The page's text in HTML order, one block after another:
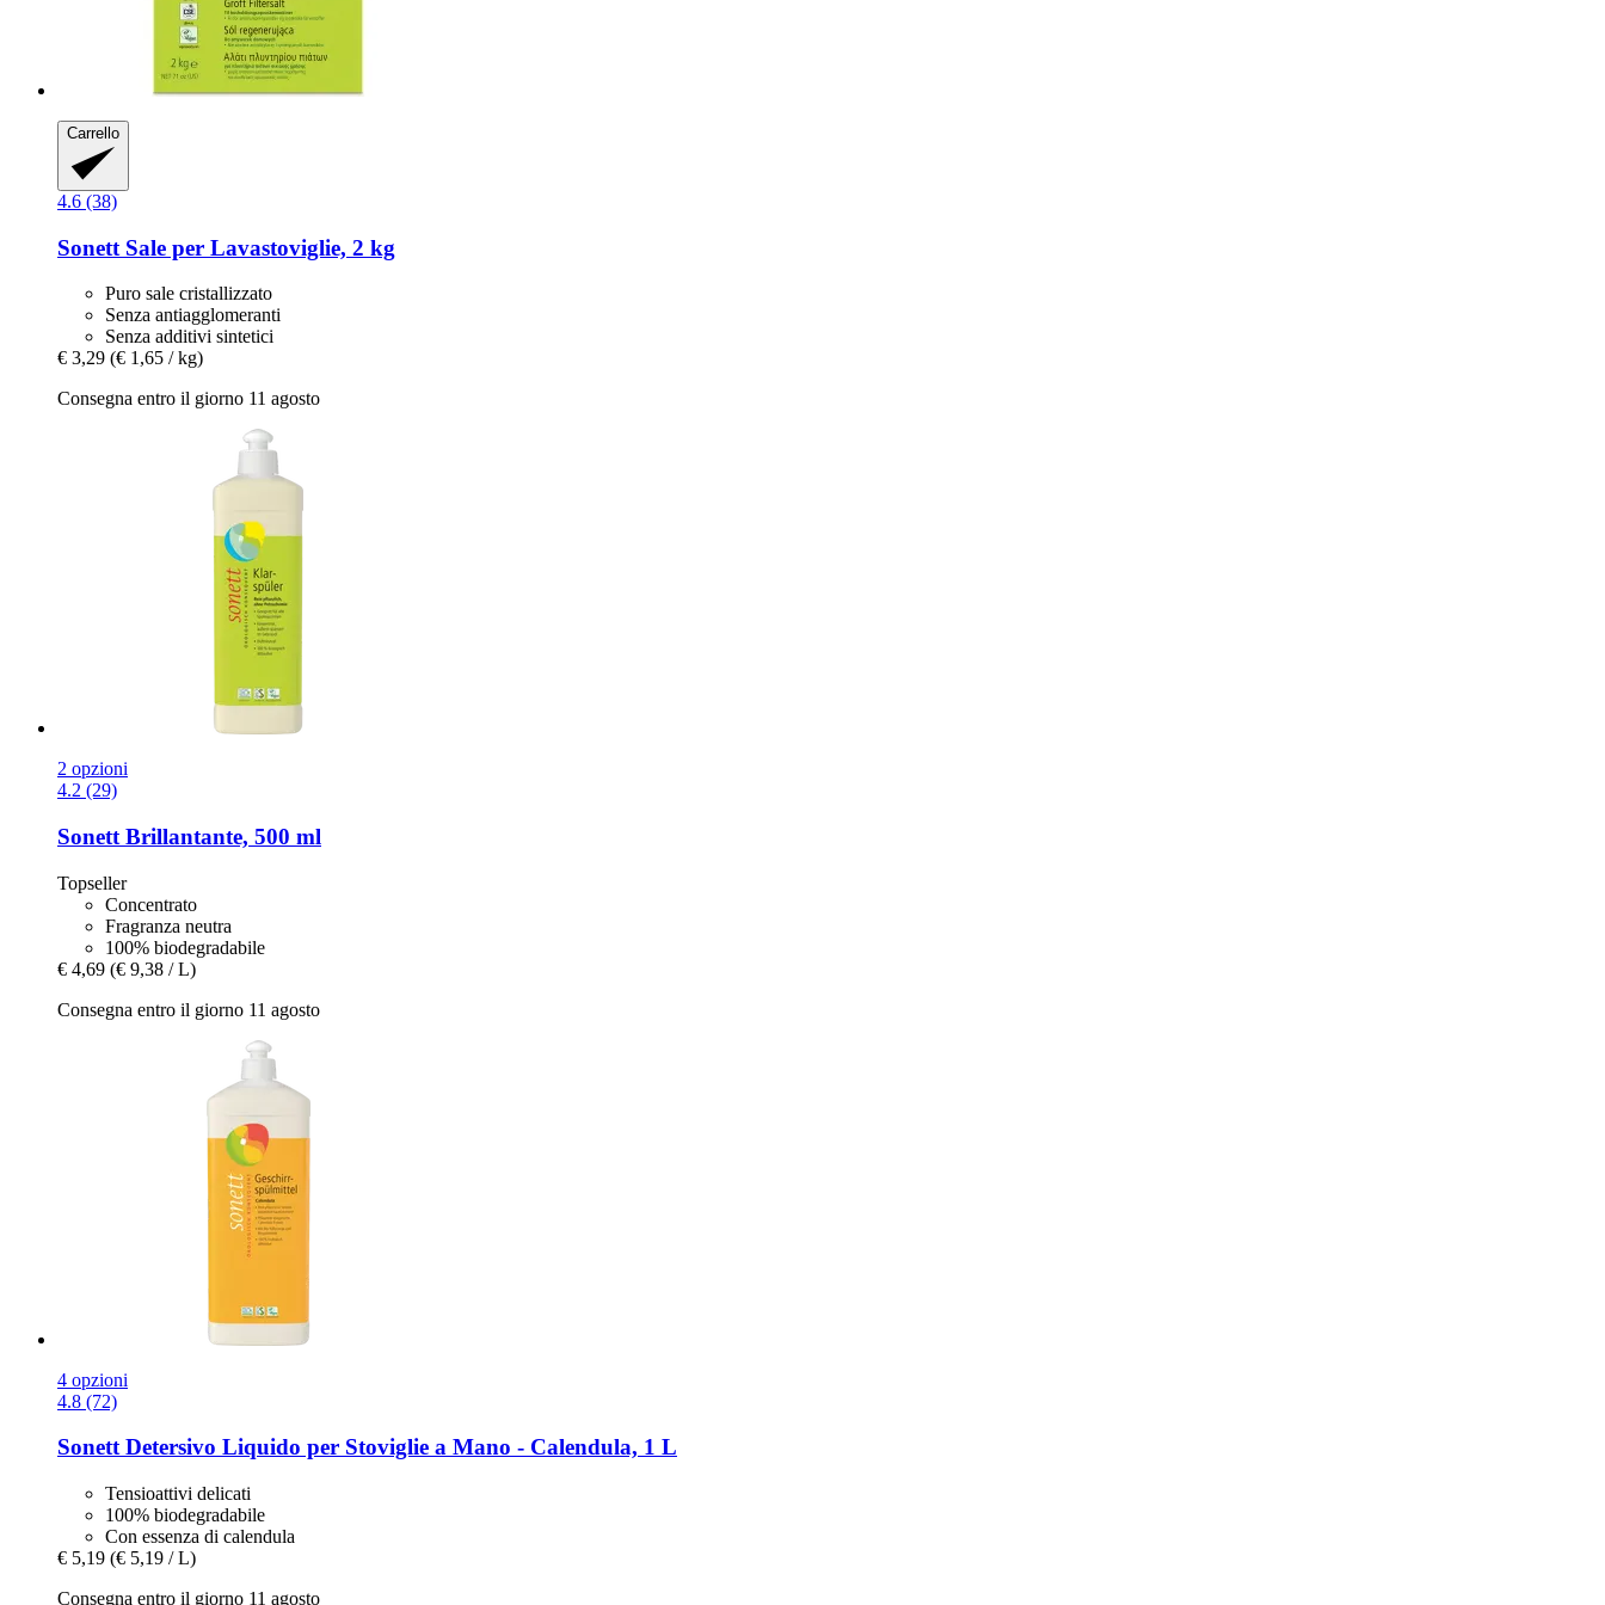
Carrello
4.6 (38)
Sonett Sale per Lavastoviglie, 2 kg
Puro sale cristallizzato
Senza antiagglomeranti
Senza additivi sintetici
€ 3,29 (€ 1,65 / kg)
Consegna entro il giorno 11 agosto
2 opzioni
4.2 (29)
Sonett Brillantante, 500 ml
Topseller
Concentrato
Fragranza neutra
100% biodegradabile
€ 4,69 (€ 9,38 / L)
Consegna entro il giorno 11 agosto
4 opzioni
4.8 (72)
SonettDetersivo Liquido per Stoviglie a Mano -​ Calendula, 1 L
Tensioattivi delicati
100% biodegradabile
Con essenza di calendula
€ 5,19 (€ 5,19 / L)
Consegna entro il giorno 11 agosto